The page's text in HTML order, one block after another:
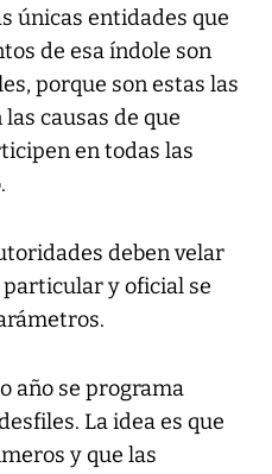
únicas entidades que
de esa índole son
porque son estas las
causas de que
en todas las
deben velar
y oficial se
año se programa
La idea es que
y que las